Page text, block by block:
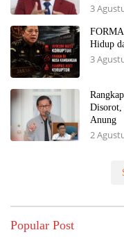
3
Hidup
3
Anung
2
Popular Post